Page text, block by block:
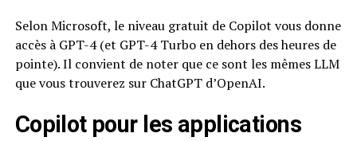
Selon Microsoft, le niveau gratuit de Copilot vous donne
accès à GPT-4 (et GPT-4 Turbo en dehors des heures de
pointe). Il convient de noter que ce sont les mêmes LLM
que vous trouverez sur ChatGPT d’OpenAI.
Copilot pour les applications